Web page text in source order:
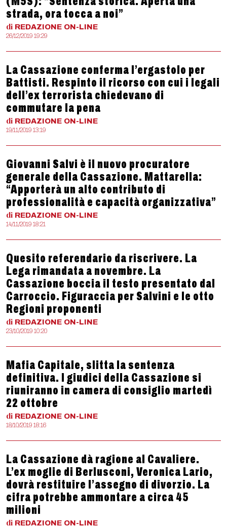
strada, ora tocca a noi”
di REDAZIONE ON-LINE
26/12/2019 19:29
La Cassazione conferma l’ergastolo per
Battisti. Respinto il ricorso con cui i legali
dell’ex terrorista chiedevano di
commutare la pena
di REDAZIONE ON-LINE
19/11/2019 13:19
Giovanni Salvi è il nuovo procuratore
generale della Cassazione. Mattarella:
“Apporterà un alto contributo di
professionalità e capacità organizzativa”
di REDAZIONE ON-LINE
14/11/2019 18:21
Quesito referendario da riscrivere. La
Lega rimandata a novembre. La
Cassazione boccia il testo presentato dal
Carroccio. Figuraccia per Salvini e le otto
Regioni proponenti
di REDAZIONE ON-LINE
23/10/2019 10:20
Mafia Capitale, slitta la sentenza
definitiva. I giudici della Cassazione si
riuniranno in camera di consiglio martedì
22 ottobre
di REDAZIONE ON-LINE
18/10/2019 18:16
La Cassazione dà ragione al Cavaliere.
L’ex moglie di Berlusconi, Veronica Lario,
dovrà restituire l’assegno di divorzio. La
cifra potrebbe ammontare a circa 45
milioni
di REDAZIONE ON-LINE